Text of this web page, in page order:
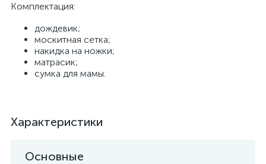
Комплектация:
дождевик;
москитная сетка;
накидка на ножки;
матрасик;
сумка для мамы.
Характеристики
Основные